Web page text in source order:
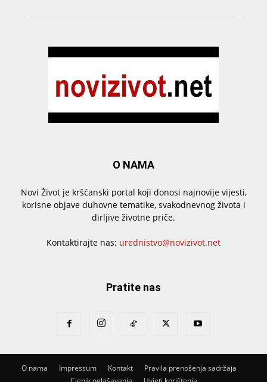
O NAMA
Novi Život je kršćanski portal koji donosi najnovije vijesti,
korisne objave duhovne tematike, svakodnevnog života i
dirljive životne priče.
Kontaktirajte nas: urednistvo@novizivot.net
Pratite nas
O nama Impressum Kontakt
Pravila prenošenja sadržaja